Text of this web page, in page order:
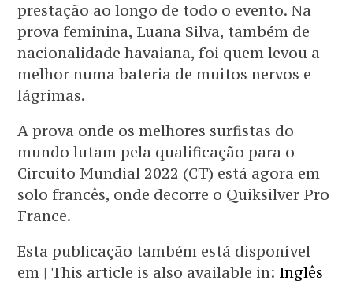
prestação ao longo de todo o evento. Na
prova feminina, Luana Silva, também de
nacionalidade havaiana, foi quem levou a
melhor numa bateria de muitos nervos e
lágrimas.
A prova onde os melhores surfistas do
mundo lutam pela qualificação para o
Circuito Mundial 2022 (CT) está agora em
solo francês, onde decorre o Quiksilver Pro
France.
Esta publicação também está disponível
em | This article is also available in: Inglês